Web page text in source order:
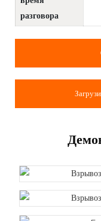
разговора